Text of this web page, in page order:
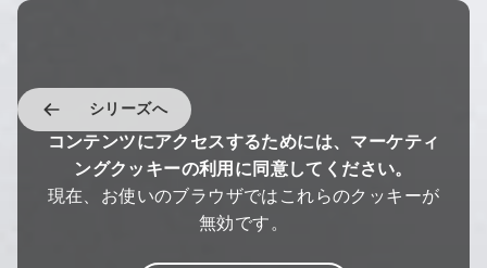
シリーズへ
コンテンツにアクセスするためには、マーケティ
ングクッキーの利用に同意してください。
現在、お使いのブラウザではこれらのクッキーが
無効です。